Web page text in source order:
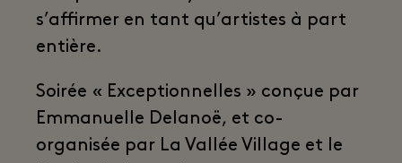
s’affirmer en tant qu’artistes à part
entière.
Soirée « Exceptionnelles » conçue par
Emmanuelle Delanoë, et co-
organisée par La Vallée Village et le